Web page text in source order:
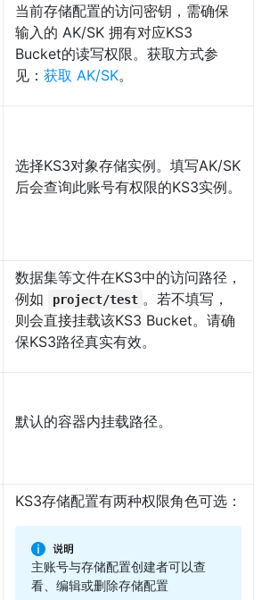
当前存储配置的访问密钥，需确保
输入的 AK/SK 拥有对应KS3
Bucket的读写权限。获取方式参
见： 获取 AK/SK。
选择KS3对象存储实例。填写AK/SK
后会查询此账号有权限的KS3实例。
数据集等文件在KS3中的访问路径，
例如
project/test 。若不填写，
则会直接挂载该KS3 Bucket。请确
保KS3路径真实有效。
默认的容器内挂载路径。
KS3存储配置有两种权限角色可选：
主账号与存储配置创建者可以查
看、编辑或删除存储配置